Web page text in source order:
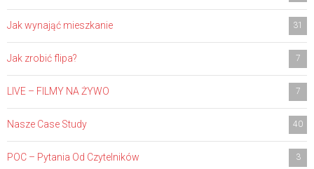
Jak wynająć mieszkanie 31
Jak zrobić flipa? 7
LIVE – FILMY NA ŻYWO 7
Nasze Case Study 40
POC – Pytania Od Czytelników 3